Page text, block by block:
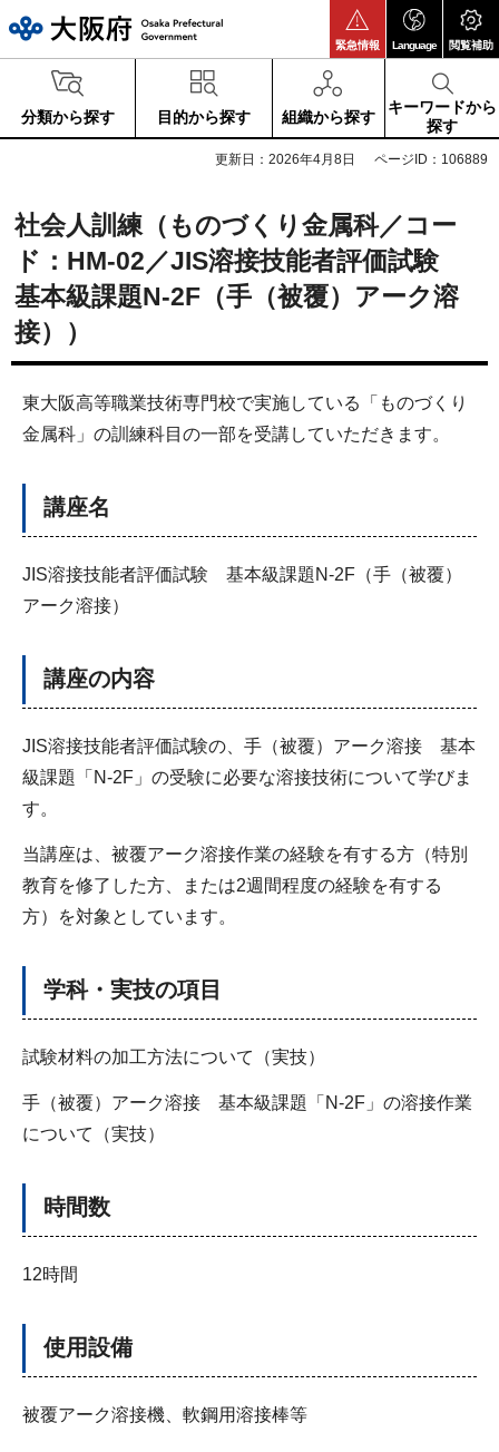
緊急情報 Language 閲覧補助
分類から探す 目的から探す 組織から探す
キーワードから
探す
更新日：2026年4月8日 ページID：106889
社会人訓練（ものづくり金属科／コー
ド：HM-02／JIS溶接技能者評価試験
基本級課題N-2F（手（被覆）アーク溶
接））
東大阪高等職業技術専門校で実施している「ものづくり
金属科」の訓練科目の一部を受講していただきます。
講座名
JIS溶接技能者評価試験 基本級課題N-2F（手（被覆）
アーク溶接）
講座の内容
JIS溶接技能者評価試験の、手（被覆）アーク溶接 基本
級課題「N-2F」の受験に必要な溶接技術について学びま
す。
当講座は、被覆アーク溶接作業の経験を有する方（特別
教育を修了した方、または2週間程度の経験を有する
方）を対象としています。
学科・実技の項目
試験材料の加工方法について（実技）
手（被覆）アーク溶接 基本級課題「N-2F」の溶接作業
について（実技）
時間数
12時間
使用設備
被覆アーク溶接機、軟鋼用溶接棒等